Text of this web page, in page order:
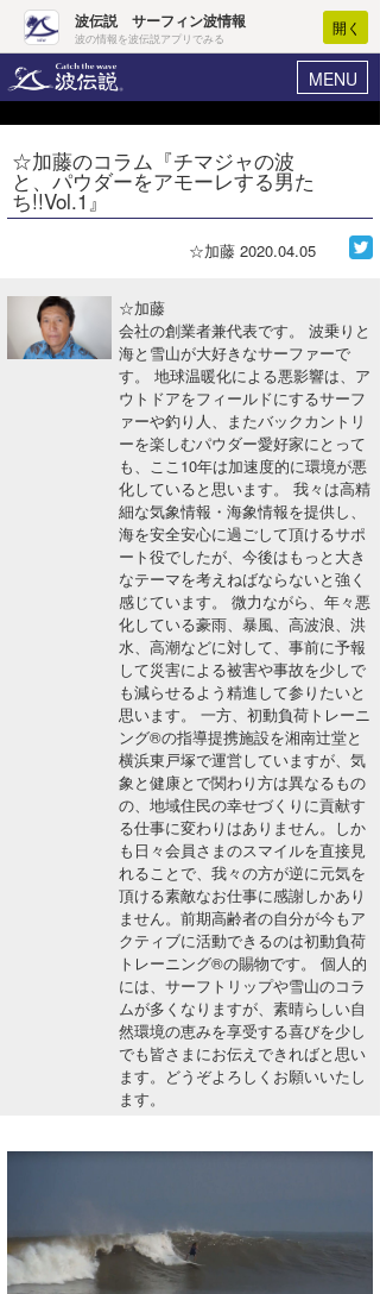
波伝説 サーフィン波情報
波の情報を波伝説アプリでみる
開く
MENU
ヘルプ マイホーム
ログイン
WAVE HUNTER波予想ツール
サーフィンエリアガイド
会員メニュー
今月のプレゼント
☆加藤のコラム『チマジャの波
と、パウダーをアモーレする男た
ち!!Vol.1』
☆加藤 2020.04.05
☆加藤
会社の創業者兼代表です。 波乗りと
海と雪山が大好きなサーファーで
す。 地球温暖化による悪影響は、ア
ウトドアをフィールドにするサーフ
ァーや釣り人、またバックカントリ
ーを楽しむパウダー愛好家にとって
も、ここ10年は加速度的に環境が悪
化していると思います。 我々は高精
細な気象情報・海象情報を提供し、
海を安全安心に過ごして頂けるサポ
ート役でしたが、今後はもっと大き
なテーマを考えねばならないと強く
感じています。 微力ながら、年々悪
化している豪雨、暴風、高波浪、洪
水、高潮などに対して、事前に予報
して災害による被害や事故を少しで
も減らせるよう精進して参りたいと
思います。 一方、初動負荷トレーニ
ング®の指導提携施設を湘南辻堂と
横浜東戸塚で運営していますが、気
象と健康とで関わり方は異なるもの
の、地域住民の幸せづくりに貢献す
る仕事に変わりはありません。しか
も日々会員さまのスマイルを直接見
れることで、我々の方が逆に元気を
頂ける素敵なお仕事に感謝しかあり
ません。前期高齢者の自分が今もア
クティブに活動できるのは初動負荷
トレーニング®の賜物です。 個人的
には、サーフトリップや雪山のコラ
ムが多くなりますが、素晴らしい自
然環境の恵みを享受する喜びを少し
でも皆さまにお伝えできればと思い
ます。どうぞよろしくお願いいたし
ます。
Core Surf Japan
コンテスト
ファッション/グッズ
アート＆エンタメ
コラム
ショップ情報
ショップ情報
ルール＆How to
サーファーズ
ライター/寄稿メディア
Core Surf Japan
Yasunari Inoue
Yoshiyuki Obata
Colors MAGAZINE
WAVAL
福島寿実子
中浦“JET”章
波伝説スタッフ
☆加藤
波伝説